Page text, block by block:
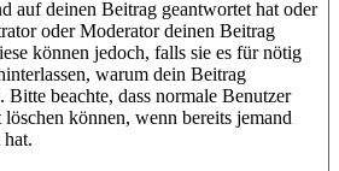
auf deinen Beitrag geantwortet hat oder
oder Moderator deinen Beitrag
können jedoch, falls sie es für nötig
warum dein Beitrag
Bitte beachte, dass normale Benutzer
können, wenn bereits jemand